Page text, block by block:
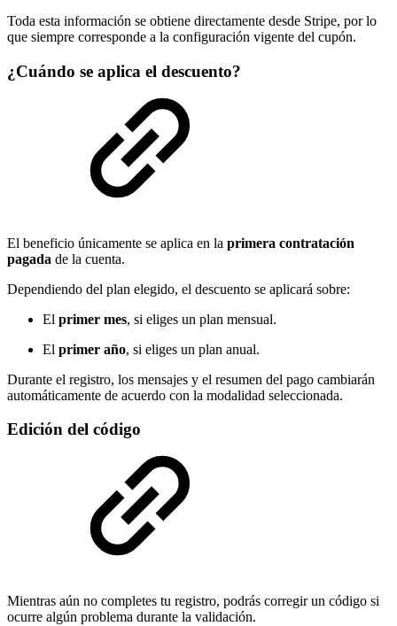
Toda esta información se obtiene directamente desde Stripe, por lo
que siempre corresponde a la configuración vigente del cupón.
¿Cuándo se aplica el descuento?
El beneficio únicamente se aplica en la primera contratación
pagada de la cuenta.
Dependiendo del plan elegido, el descuento se aplicará sobre:
El primer mes, si eliges un plan mensual.
El primer año, si eliges un plan anual.
Durante el registro, los mensajes y el resumen del pago cambiarán
automáticamente de acuerdo con la modalidad seleccionada.
Edición del código
Mientras aún no completes tu registro, podrás corregir un código si
ocurre algún problema durante la validación.